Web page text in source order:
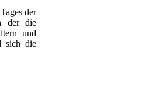
der
der die
und
sich die